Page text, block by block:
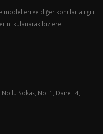
modelleri ve diğer konularla ilgili
kulanarak bizlere
Sokak, No: 1, Daire : 4,